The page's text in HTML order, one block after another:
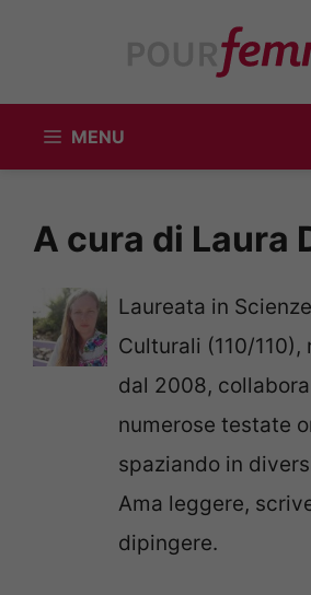
MENU
A cura di Laura
Laureata in
Culturali (110/
dal 2008,
numerose testate
spaziando in
Ama leggere,
dipingere.